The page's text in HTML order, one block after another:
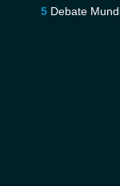
Debate